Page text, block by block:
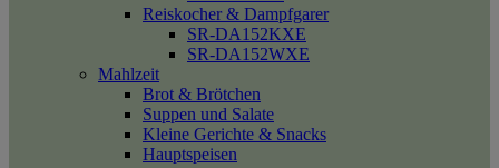
Reiskocher & Dampfgarer
SR-DA152KXE
SR-DA152WXE
Mahlzeit
Brot & Brötchen
Suppen und Salate
Kleine Gerichte & Snacks
Hauptspeisen